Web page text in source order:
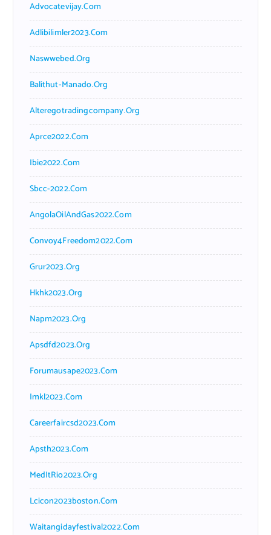
Advocatevijay.com
Adlibilimler2023.com
Naswwebed.org
Balithut-Manado.org
Alteregotradingcompany.org
Aprce2022.com
Ibie2022.com
Sbcc-2022.com
AngolaOilAndGas2022.com
Convoy4Freedom2022.com
Grur2023.org
Hkhk2023.org
Napm2023.org
Apsdfd2023.org
Forumausape2023.com
Imkl2023.com
Careerfaircsd2023.com
Apsth2023.com
MedItRio2023.org
Lcicon2023boston.com
Waitangidayfestival2022.com